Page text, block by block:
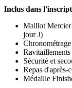
Inclus dans
Maillot Mercier
jour J)
Ravitaillements
Sécurité et
Repas d'après-
Médaille